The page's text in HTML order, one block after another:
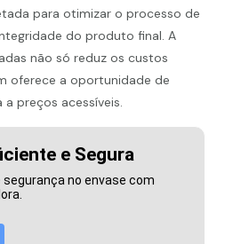
para otimizar o processo de
do produto final. A
não só reduz os custos
oferece a oportunidade de
preços acessíveis.
e Segura
segurança no envase com